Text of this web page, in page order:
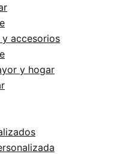
accesorios
y hogar